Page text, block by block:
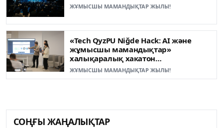
ЖҰМЫСШЫ МАМАНДЫҚТАР ЖЫЛЫ!
«Tech QyzPU Niğde Hack: AI және
жұмысшы мамандықтар»
халықаралық хакатон
жеңімпаздары анықталды
ЖҰМЫСШЫ МАМАНДЫҚТАР ЖЫЛЫ!
СОҢҒЫ ЖАҢАЛЫҚТАР